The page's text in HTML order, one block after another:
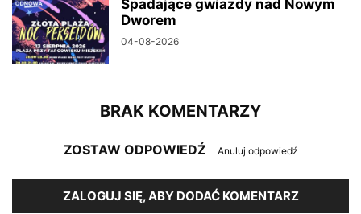
Spadające gwiazdy nad Nowym
Dworem
04-08-2026
BRAK KOMENTARZY
ZOSTAW ODPOWIEDŹ Anuluj odpowiedź
ZALOGUJ SIĘ, ABY DODAĆ KOMENTARZ